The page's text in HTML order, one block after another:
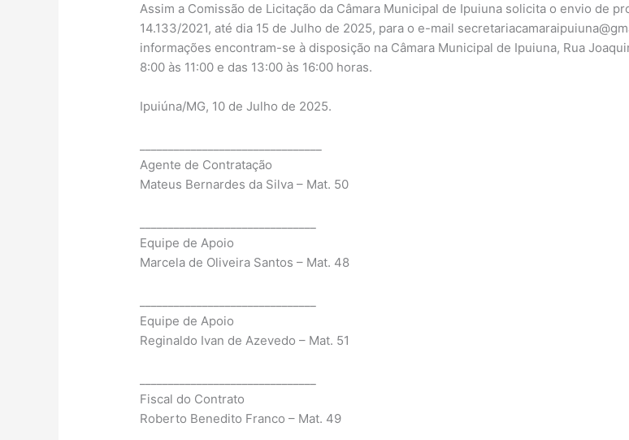
Assim a Comissão de Licitação da Câmara Municipal de Ipuiuna solicita o envio de
14.133/2021, até dia 15 de Julho de 2025, para o e-mail
informações encontram-se à disposição na Câmara Municipal de Ipuiuna, Rua
8:00 às 11:00 e das 13:00 às 16:00 horas.
Ipuiúna/MG, 10 de Julho de 2025.
Agente de Contratação
Mateus Bernardes da Silva – Mat. 50
Equipe de Apoio
Marcela de Oliveira Santos – Mat. 48
Equipe de Apoio
Reginaldo Ivan de Azevedo – Mat. 51
Fiscal do Contrato
Roberto Benedito Franco – Mat. 49